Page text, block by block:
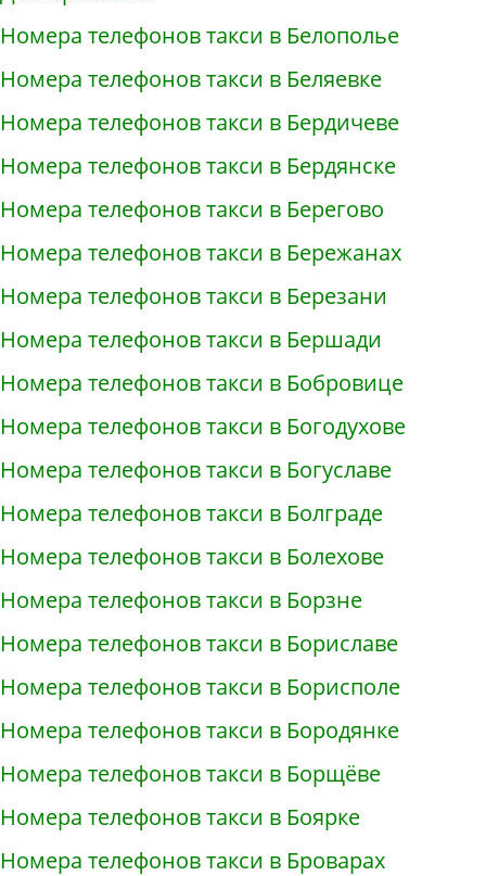
Номера телефонов такси в Белополье
Номера телефонов такси в Беляевке
Номера телефонов такси в Бердичеве
Номера телефонов такси в Бердянске
Номера телефонов такси в Берегово
Номера телефонов такси в Бережанах
Номера телефонов такси в Березани
Номера телефонов такси в Бершади
Номера телефонов такси в Бобровице
Номера телефонов такси в Богодухове
Номера телефонов такси в Богуславе
Номера телефонов такси в Болграде
Номера телефонов такси в Болехове
Номера телефонов такси в Борзне
Номера телефонов такси в Бориславе
Номера телефонов такси в Борисполе
Номера телефонов такси в Бородянке
Номера телефонов такси в Борщёве
Номера телефонов такси в Боярке
Номера телефонов такси в Броварах